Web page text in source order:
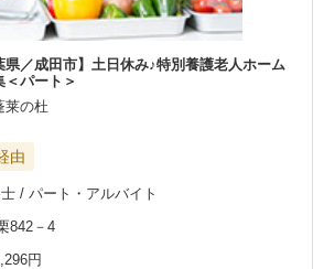
県／成田市】土日休み♪特別養護老人ホーム
パート＞
莱の杜
由
/ パート・アルバイト
842－4
円